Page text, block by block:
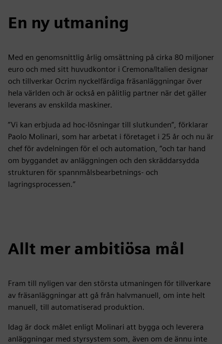
En ny utmaning
Med en genomsnittlig årlig omsättning på cirka 80 miljoner
euro och med sitt huvudkontor i Cremona/Italien designar
och tillverkar Ocrim nyckelfärdiga fräsanläggningar över
hela världen och är också en pålitlig partner när det gäller
leverans av enskilda maskiner.
”Vi kan erbjuda ad hoc-lösningar till slutkunden”, förklarar
Paolo Molinari, som har arbetat i företaget i 25 år och nu är
chef för avdelningen för el och automation, ”och tar hand
om byggandet av anläggningen och den skräddarsydda
strukturen för spannmålsbearbetnings- och
lagringsprocessen.”
Allt mer ambitiösa mål
Fram till nyligen var den största utmaningen för tillverkare
av fräsanläggningar att gå från halvmanuell, om inte helt
manuell, till automatiserad produktion.
Idag är dock målet enligt Molinari att bygga och leverera
anläggningar med styrsystem som, även om de ännu inte